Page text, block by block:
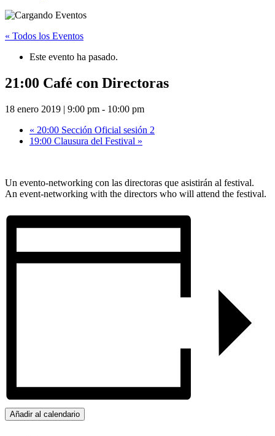
« Todos los Eventos
Este evento ha pasado.
21:00 Café con Directoras
18 enero 2019 | 9:00 pm - 10:00 pm
« 20:00 Sección Oficial sesión 2
19:00 Clausura del Festival »
Un evento-networking con las directoras que asistirán al festival.
An event-networking with the directors who will attend the festival.
Añadir al calendario